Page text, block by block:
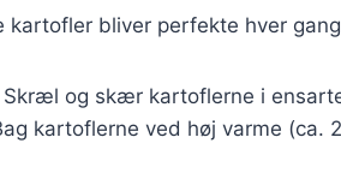
kartofler bliver perfekte hver
Skræl og skær kartoflerne i
kartoflerne ved høj varme (ca.